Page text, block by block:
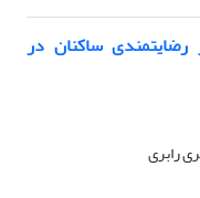
ساکنان در
رابری